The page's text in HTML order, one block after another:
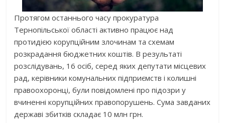
Протягом останнього часу прокуратура
Тернопільської області активно працює над
протидією корупційним злочинам та схемам
розкрадання бюджетних коштів. В результаті
розслідувань, 16 осіб, серед яких депутати місцевих
рад, керівники комунальних підприємств і колишні
правоохоронці, були повідомлені про підозри у
вчиненні корупційних правопорушень. Сума завданих
державі збитків складає 10 млн грн.